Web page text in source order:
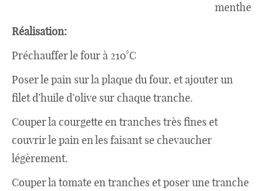
menthe
Réalisation:
Préchauffer le four à 210°C
Poser le pain sur la plaque du four, et ajouter un
filet d’huile d’olive sur chaque tranche.
Couper la courgette en tranches très fines et
couvrir le pain en les faisant se chevaucher
légèrement.
Couper la tomate en tranches et poser une tranche